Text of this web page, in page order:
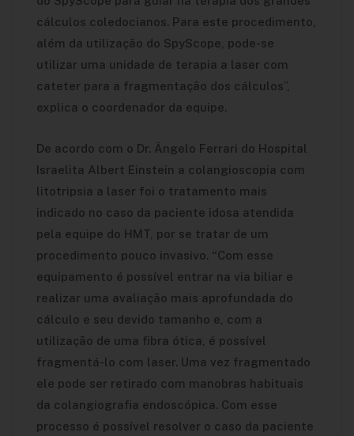
cálculos coledocianos. Para este procedimento,
além da utilização do SpyScope, pode-se
utilizar uma unidade de terapia a laser com
cateter para a fragmentação dos cálculos”,
explica o coordenador da equipe.
De acordo com o Dr. Ângelo Ferrari do Hospital
Israelita Albert Einstein a colangioscopia com
litotripsia a laser foi o tratamento mais
indicado no caso da paciente idosa atendida
pela equipe do HMT, por se tratar de um
procedimento pouco invasivo. “Com esse
equipamento é possível entrar na via biliar e
realizar uma avaliação mais aprofundada do
cálculo e seu devido tamanho e, com a
utilização de uma fibra ótica, é possível
fragmentá-lo com laser. Uma vez fragmentado
ele pode ser retirado com manobras habituais
da colangiografia endoscópica. Com esse
processo é possível resolver o caso da paciente